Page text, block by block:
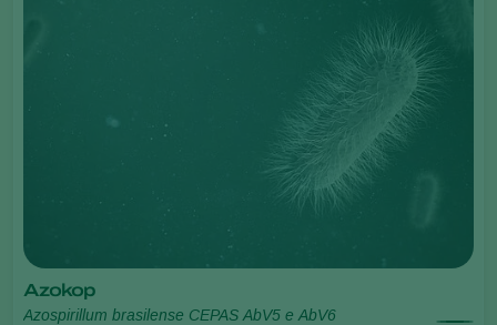
Azokop
Azospirillum brasilense CEPAS AbV5 e AbV6